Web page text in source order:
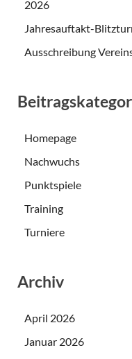
2026
Jahresauftakt-
Ausschreibung
Homepage
Nachwuchs
Punktspiele
Training
Turniere
Archiv
April 2026
Januar 2026